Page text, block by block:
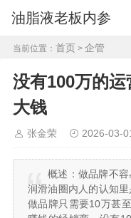
油脂液老板内参
当前位置： 首页 > 企管
没有100万的
大钱
张金荣 2026-03-
概述： 做品牌不
润滑油圈内人的认知
做品牌只需要10万甚